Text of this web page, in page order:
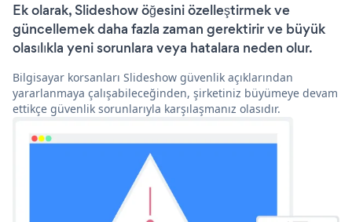
Ek olarak, Slideshow öğesini özelleştirmek ve
güncellemek daha fazla zaman gerektirir ve büyük
olasılıkla yeni sorunlara veya hatalara neden olur.
Bilgisayar korsanları Slideshow güvenlik açıklarından
yararlanmaya çalışabileceğinden, şirketiniz büyümeye devam
ettikçe güvenlik sorunlarıyla karşılaşmanız olasıdır.